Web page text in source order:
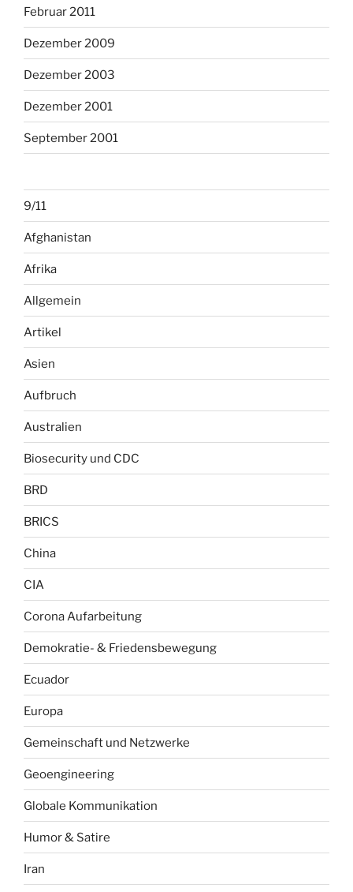
Februar 2011
Dezember 2009
Dezember 2003
Dezember 2001
September 2001
9/11
Afghanistan
Afrika
Allgemein
Artikel
Asien
Aufbruch
Australien
Biosecurity und CDC
BRD
BRICS
China
CIA
Corona Aufarbeitung
Demokratie- & Friedensbewegung
Ecuador
Europa
Gemeinschaft und Netzwerke
Geoengineering
Globale Kommunikation
Humor & Satire
Iran